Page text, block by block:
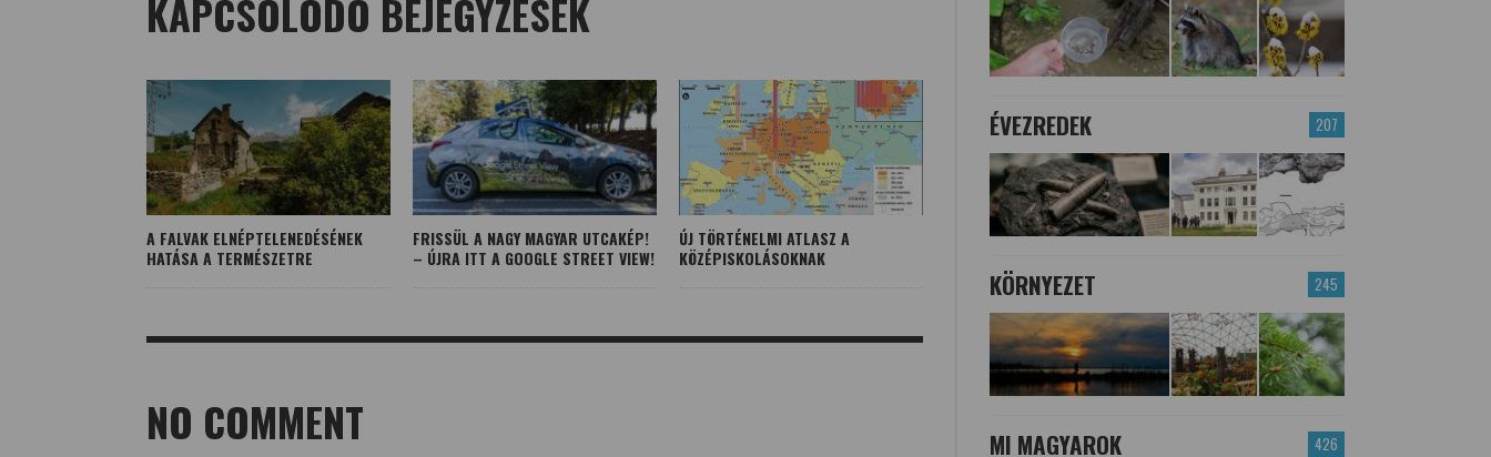
KAPCSOLÓDÓ BEJEGYZÉSEK
A FALVAK ELNÉPTELENEDÉSÉNEK
HATÁSA A TERMÉSZETRE
FRISSÜL A NAGY MAGYAR UTCAKÉP!
– ÚJRA ITT A GOOGLE STREET VIEW!
ÚJ TÖRTÉNELMI ATLASZ A
KÖZÉPISKOLÁSOKNAK
NO COMMENT
207
ÉVEZREDEK
245
KÖRNYEZET
426
MI MAGYAROK